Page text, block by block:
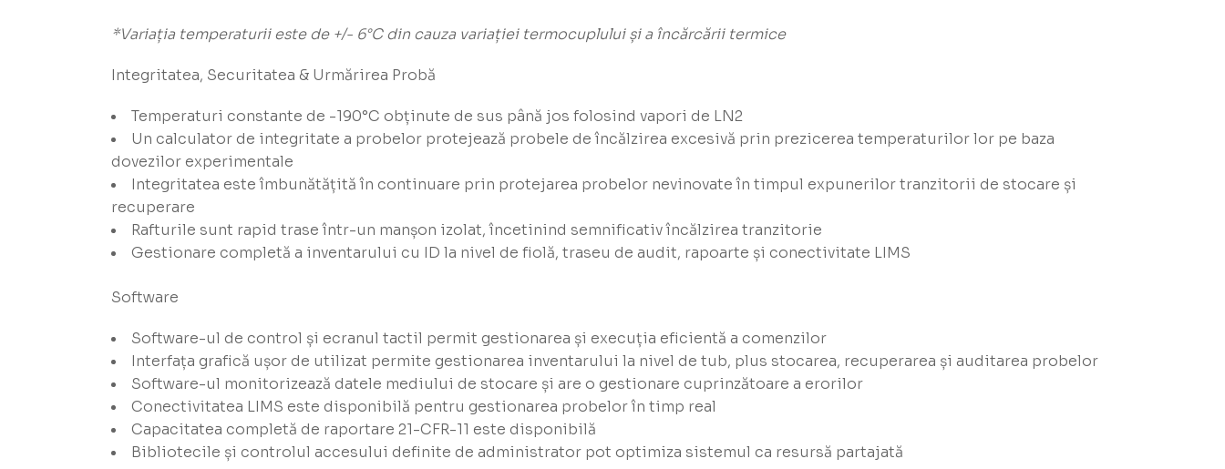
*Variația temperaturii este de +/- 6°C din cauza variației termocuplului și a încărcării termice
Integritatea, Securitatea & Urmărirea Probă
Temperaturi constante de -190°C obținute de sus până jos folosind vapori de LN2
Un calculator de integritate a probelor protejează probele de încălzirea excesivă prin prezicerea temperaturilor lor pe baza
dovezilor experimentale
Integritatea este îmbunătățită în continuare prin protejarea probelor nevinovate în timpul expunerilor tranzitorii de stocare și
recuperare
Rafturile sunt rapid trase într-un manșon izolat, încetinind semnificativ încălzirea tranzitorie
Gestionare completă a inventarului cu ID la nivel de fiolă, traseu de audit, rapoarte și conectivitate LIMS
Software
Software-ul de control și ecranul tactil permit gestionarea și execuția eficientă a comenzilor
Interfața grafică ușor de utilizat permite gestionarea inventarului la nivel de tub, plus stocarea, recuperarea și auditarea probelor
Software-ul monitorizează datele mediului de stocare și are o gestionare cuprinzătoare a erorilor
Conectivitatea LIMS este disponibilă pentru gestionarea probelor în timp real
Capacitatea completă de raportare 21-CFR-11 este disponibilă
Bibliotecile și controlul accesului definite de administrator pot optimiza sistemul ca resursă partajată